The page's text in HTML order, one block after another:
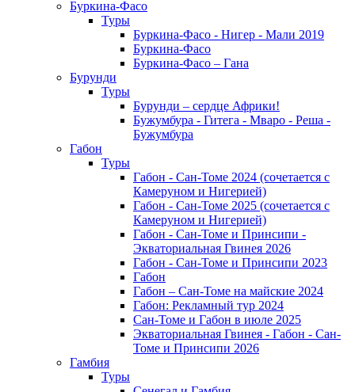
Буркина-Фасо
Туры
Буркина-Фасо - Нигер - Мали 2019
Буркина-Фасо
Буркина-Фасо – Гана
Бурунди
Туры
Бурунди – сердце Африки!
Бужумбура - Гитега - Мваро - Реша -
Бужумбура
Габон
Туры
Габон - Сан-Томе 2024 (сочетается с
Камеруном и Нигерией)
Габон - Сан-Томе 2025 (сочетается с
Камеруном и Нигерией)
Габон - Сан-Томе и Принсипи -
Экваториальная Гвинея 2026
Габон - Сан-Томе и Принсипи 2023
Габон
Габон – Сан-Томе на майские 2024
Габон: Рекламный тур 2024
Сан-Томе и Габон в июле 2025
Экваториальная Гвинея - Габон - Сан-
Томе и Принсипи 2026
Гамбия
Туры